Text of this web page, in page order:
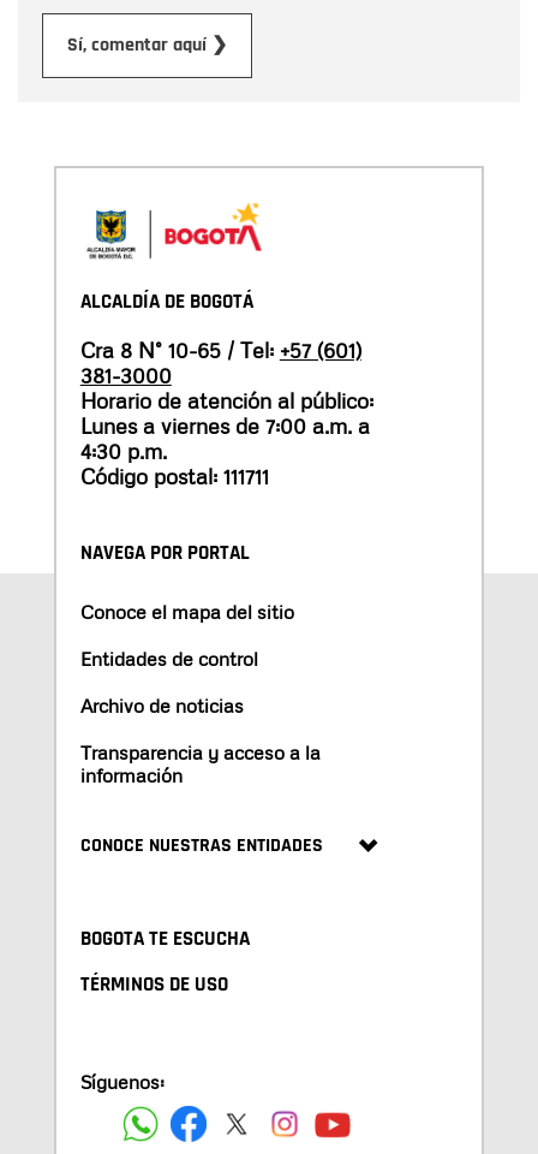
Sí, comentar aquí ❯
ALCALDÍA DE BOGOTÁ
Cra 8 N° 10-65 / Tel: +57 (601)
381-3000
Horario de atención al público:
Lunes a viernes de 7:00 a.m. a
4:30 p.m.
Código postal: 111711
NAVEGA POR PORTAL
Conoce el mapa del sitio
Entidades de control
Archivo de noticias
Transparencia y acceso a la
información
CONOCE NUESTRAS ENTIDADES
BOGOTA TE ESCUCHA
TÉRMINOS DE USO
Síguenos: